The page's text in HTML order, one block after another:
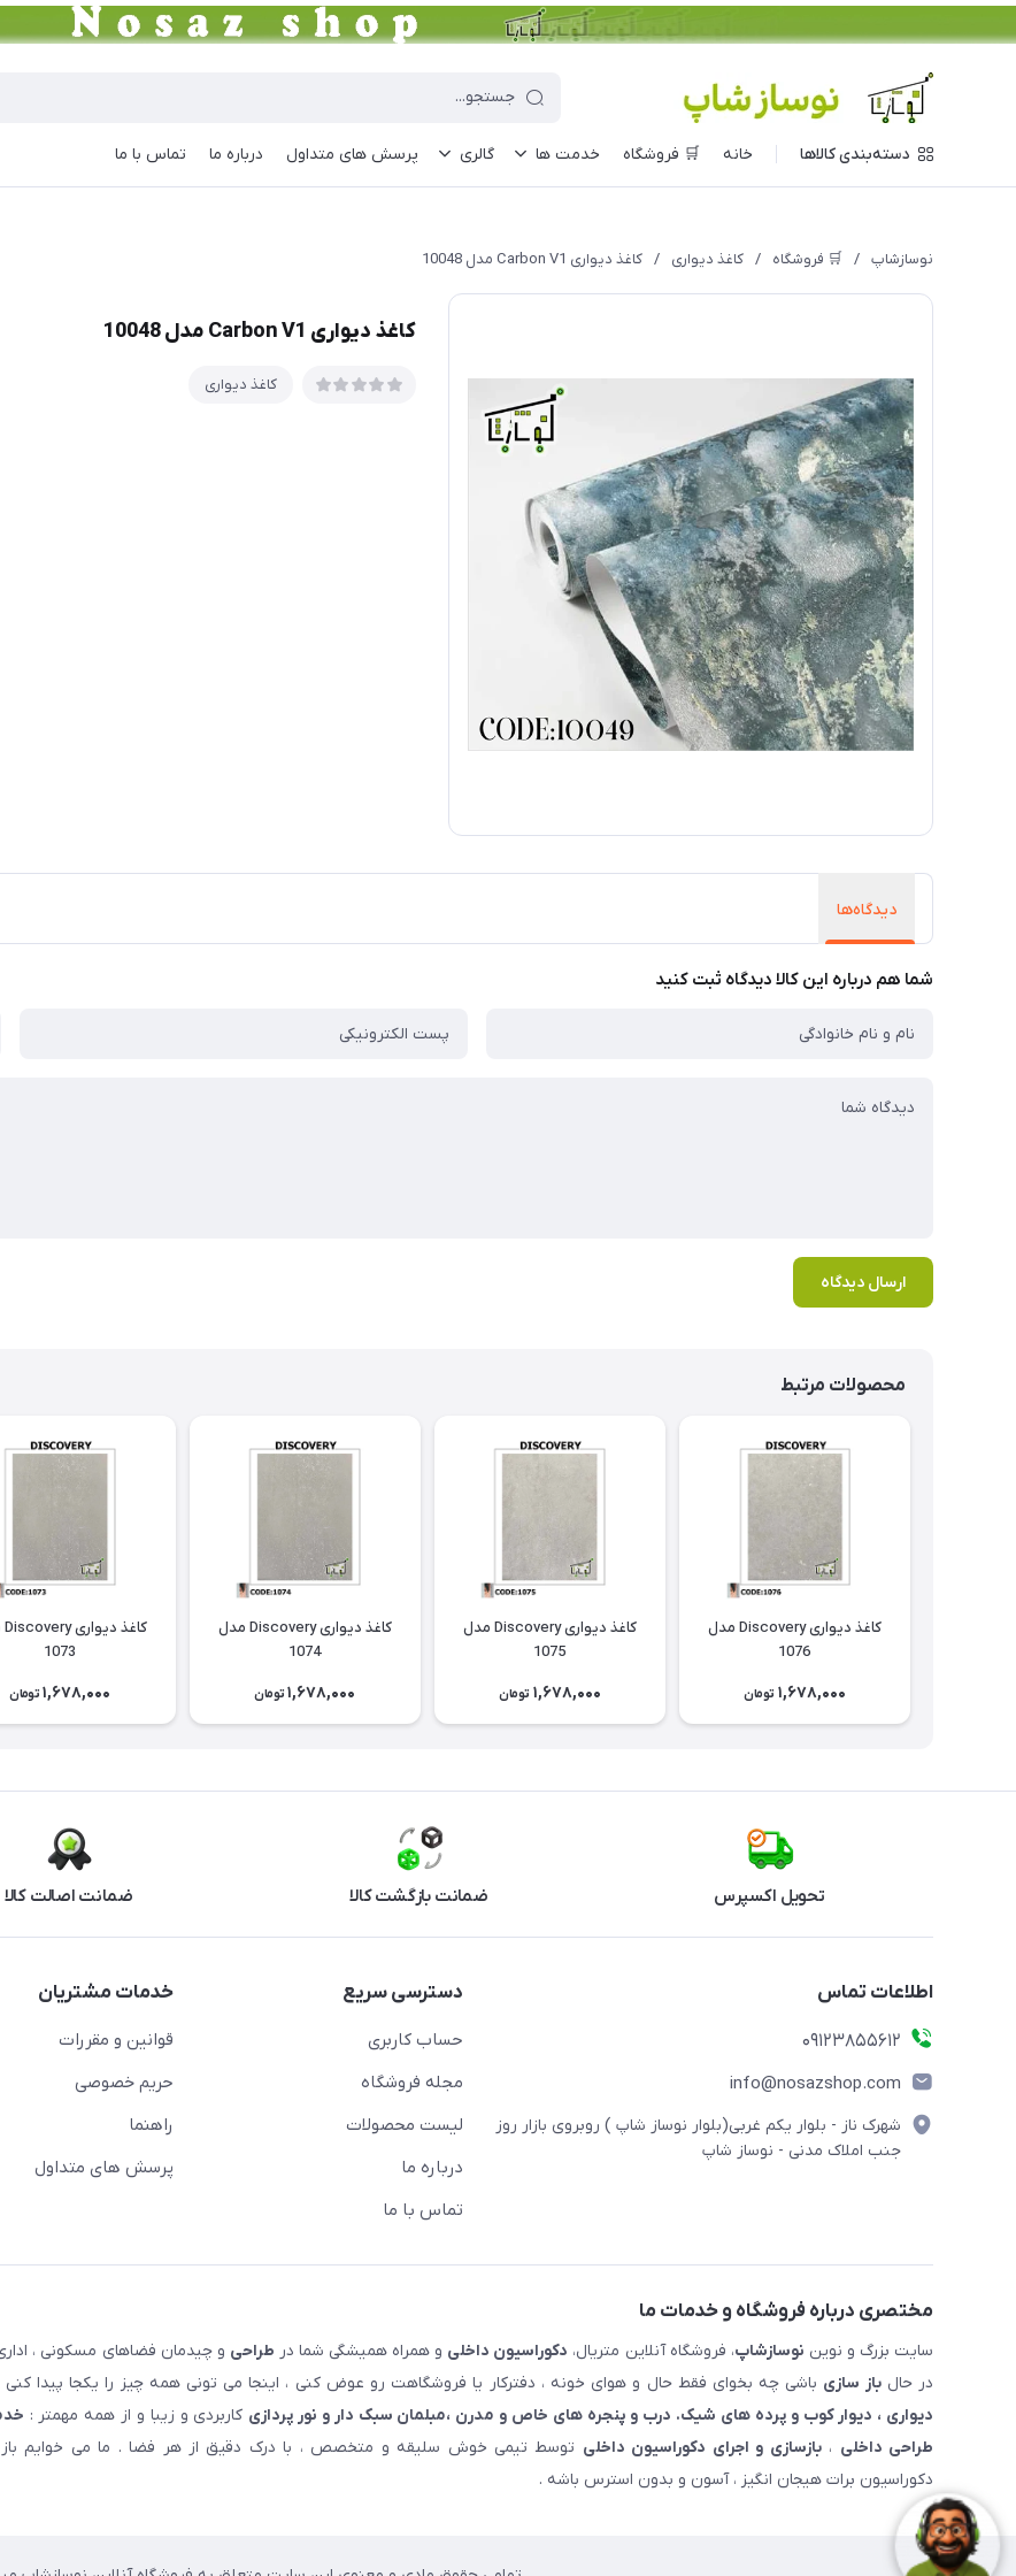
دسته‌بندی کالاها خانه 🛒 فروشگاه خدمت ها گالری پرسش های متداول درباره ما تماس با ما
نوسازشاپ / 🛒 فروشگاه / کاغذ دیواری / کاغذ دیواری Carbon V1 مدل 10048
کاغذ دیواری Carbon V1 مدل 10048
کاغذ دیواری
دیدگاه‌ها
شما هم درباره این کالا دیدگاه ثبت کنید
ارسال دیدگاه
محصولات مرتبط
کاغذ دیواری Discovery مدل
1076
1,678,000 تومان
کاغذ دیواری Discovery مدل
1075
1,678,000 تومان
کاغذ دیواری Discovery مدل
1074
1,678,000 تومان
1073
1,678,000 تومان
تحویل اکسپرس ضمانت بازگشت کالا ضمانت اصالت کالا
اطلاعات تماس
09123855612
info@nosazshop.com
شهرک ناز - بلوار یکم غربی(بلوار نوساز شاپ ) روبروی بازار روز
جنب املاک مدنی - نوساز شاپ
دسترسی سریع
حساب کاربری
مجله فروشگاه
لیست محصولات
درباره ما
تماس با ما
خدمات مشتریان
قوانین و مقررات
حریم خصوصی
راهنما
پرسش های متداول
مختصری درباره فروشگاه و خدمات ما
سایت بزرگ و نوین نوسازشاپ، فروشگاه آنلاین متریال، دکوراسیون داخلی و همراه همیشگی شما در طراحی و چیدمان فضاهای مسکونی ،
در حالباز سازی باشی چه بخوای فقط حال و هوای خونه ، دفترکار یا فروشگاهت رو عوض کنی ، اینجا می تونی همه چیز را یکجا پیدا کنی
دیواری ، دیوار کوب و پرده های شیک. درب و پنجره های خاص و مدرن ،مبلمان سبک دار و نور پردازی کاربردی و زیبا و از همه مهمتر :
طراحی داخلی ،بازسازی و اجرای دکوراسیون داخلی توسط تیمی خوش سلیقه و متخصص ، با درک دقیق از هر فضا . ما می خوایم باز
دکوراسیون برات هیجان انگیز ، آسون و بدون استرس باشه .